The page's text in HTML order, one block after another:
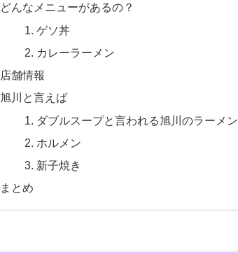
どんなメニューがあるの？
ゲソ丼
カレーラーメン
店舗情報
旭川と言えば
ダブルスープと言われる旭川のラーメン
ホルメン
新子焼き
まとめ